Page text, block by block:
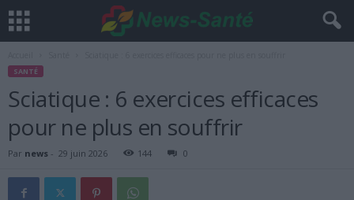
SANTÉ
Sciatique : 6 exercices efficaces
pour ne plus en souffrir
Par news - 29 juin 2026 144 0